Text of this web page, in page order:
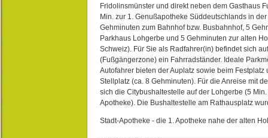
Fridolinsmünster und direkt neben dem Gasthaus
Min. zur 1. Genußapotheke Süddeutschlands in
Gehminuten zum Bahnhof bzw. Busbahnhof, 5
Parkhaus Lohgerbe und 5 Gehminuten zur alten
Schweiz). Für Sie als Radfahrer(in) befindet sich
(Fußgängerzone) ein Fahrradständer. Ideale
Autofahrer bieten der Auplatz sowie beim Festplatz
Stellplatz (ca. 8 Gehminuten). Für die Anreise mit
sich die Citybushaltestelle auf der Lohgerbe (5
Apotheke). Die Bushaltestelle am Rathausplatz
Stadt-Apotheke - die 1. Apotheke nahe der alten